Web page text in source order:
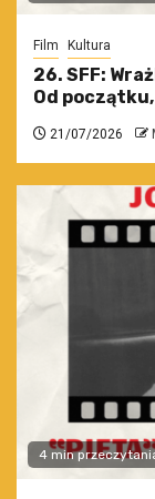
Film Kultura
26. SFF:
Od
21/07/2026
4 min